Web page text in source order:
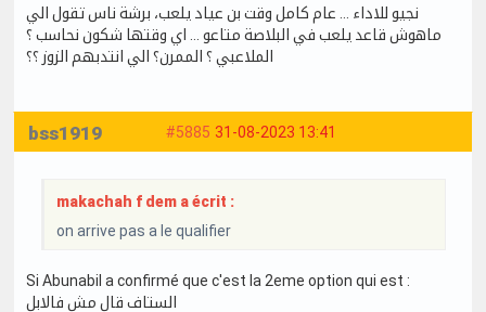
نجيو للاداء … عام كامل وقت بن عياد يلعب، برشة ناس تقول الي
ماهوش قاعد يلعب في البلاصة متاعو … اي وقتها شكون نحاسب ؟
الملاعبي ؟ الممرن؟ الي انتدبهم الزوز ؟؟
#5885 31-08-2023 13:41
bss1919
makachah f dem a écrit :
on arrive pas a le qualifier
Si Abunabil a confirmé que c'est la 2eme option qui est :
الستاف قال مش فالابل